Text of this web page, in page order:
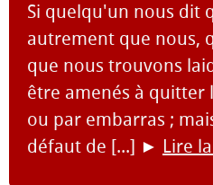
Si quelqu'un nous dit
autrement que nous,
que nous trouvons
être amenés à quitter
ou par embarras ;
défaut de [...] ► Lire